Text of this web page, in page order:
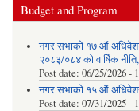
Budget and Program
नगर सभाको १७ औं
२०८३/०८४ को वार्षिक
Post date: 06/25/2026 -
नगर सभाको १५ औं
Post date: 07/31/2025 -